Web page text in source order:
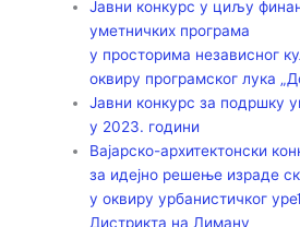
Јавни конкурс у циљу
уметничких програма
у просторима независног
оквиру програмског лука
Јавни конкурс за подршку
у 2023. години
Вајарско-архитектонски
за идејно решење израде
у оквиру урбанистичког
Дистрикта на Лиману